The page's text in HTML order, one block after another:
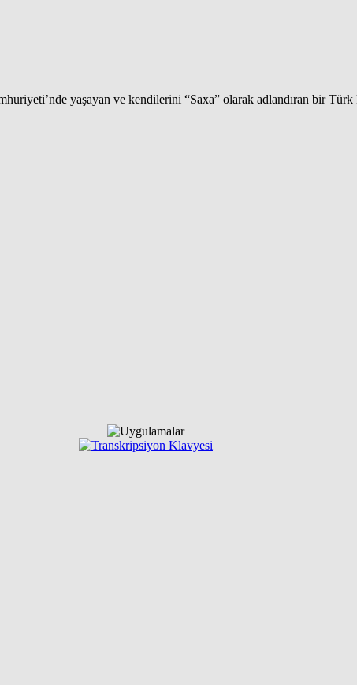
yaşayan ve kendilerini “Saxa” olarak adlandıran bir